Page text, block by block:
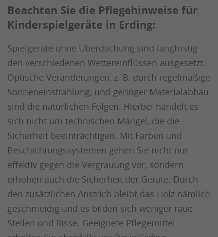
Beachten Sie die Pflegehinweise für
Kinderspielgeräte in Erding:
Spielgeräte ohne Überdachung sind langfristig
den verschiedenen Wettereinflüssen ausgesetzt.
Optische Veränderungen, z. B. durch regelmäßige
Sonneneinstrahlung, und geringer Materialabbau
sind die natürlichen Folgen. Hierbei handelt es
sich nicht um technischen Mängel, die die
Sicherheit beeinträchtigen. Mit Farben und
Beschichtungssystemen gehen Sie nicht nur
effektiv gegen die Vergrauung vor, sondern
erhöhen auch die Sicherheit der Geräte. Durch
den zusätzlichen Anstrich bleibt das Holz nämlich
geschmeidig und es bilden sich weniger raue
Stellen und Risse. Geeignete Pflegemittel